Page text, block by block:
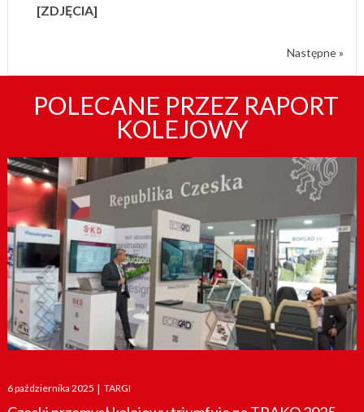
[ZDJĘCIA]
Następne »
POLECANE PRZEZ RAPORT
KOLEJOWY
Posted
on
6 października 2025 | TARGI